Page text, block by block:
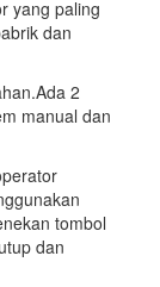
yang paling
dan
2
manual dan
tombol
dan